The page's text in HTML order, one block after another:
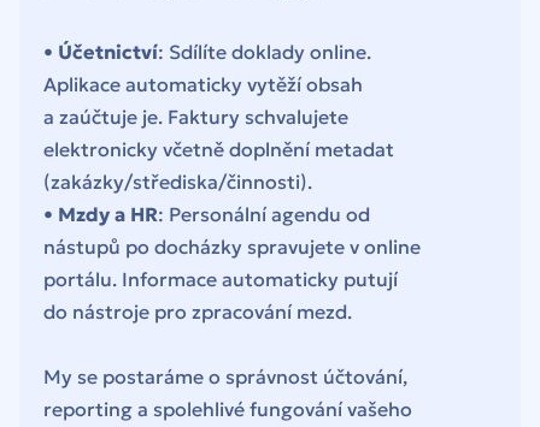
• Účetnictví: Sdílíte doklady online.
Aplikace automaticky vytěží obsah
a zaúčtuje je. Faktury schvalujete
elektronicky včetně doplnění metadat
(zakázky/střediska/činnosti).
• Mzdy a HR: Personální agendu od
nástupů po docházky spravujete v online
portálu. Informace automaticky putují
do nástroje pro zpracování mezd.
My se postaráme o správnost účtování,
reporting a spolehlivé fungování vašeho